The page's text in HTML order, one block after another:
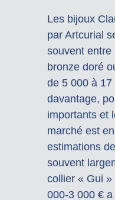
Les bijoux
par Artcurial
souvent entre
bronze doré
de 5 000 à
davantage,
importants et
marché est
estimations
souvent
collier « Gui
000-3 000 €